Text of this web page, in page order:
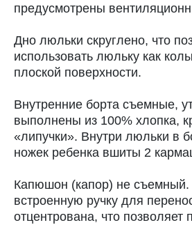
предусмотрены
Дно люльки скруглено, что
использовать люльку как
плоской поверхности.
Внутренние борта съемные,
выполнены из 100% хлопка,
«липучки». Внутри люльки в
ножек ребенка вшиты 2
Капюшон (капор) не
встроенную ручку для
отцентрована, что позволяет